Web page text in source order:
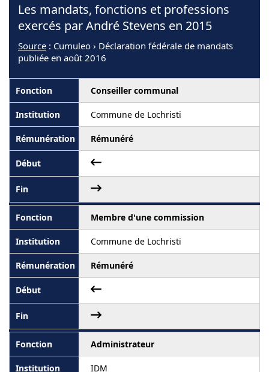
Les mandats, fonctions et professions
exercés par André Stevens en 2015
Source : Cumuleo › Déclaration fédérale de mandats
publiée en août 2016
Conseiller communal
Commune de Lochristi
Rémunéré
Membre d'une commission
Commune de Lochristi
Rémunéré
Administrateur
IDM